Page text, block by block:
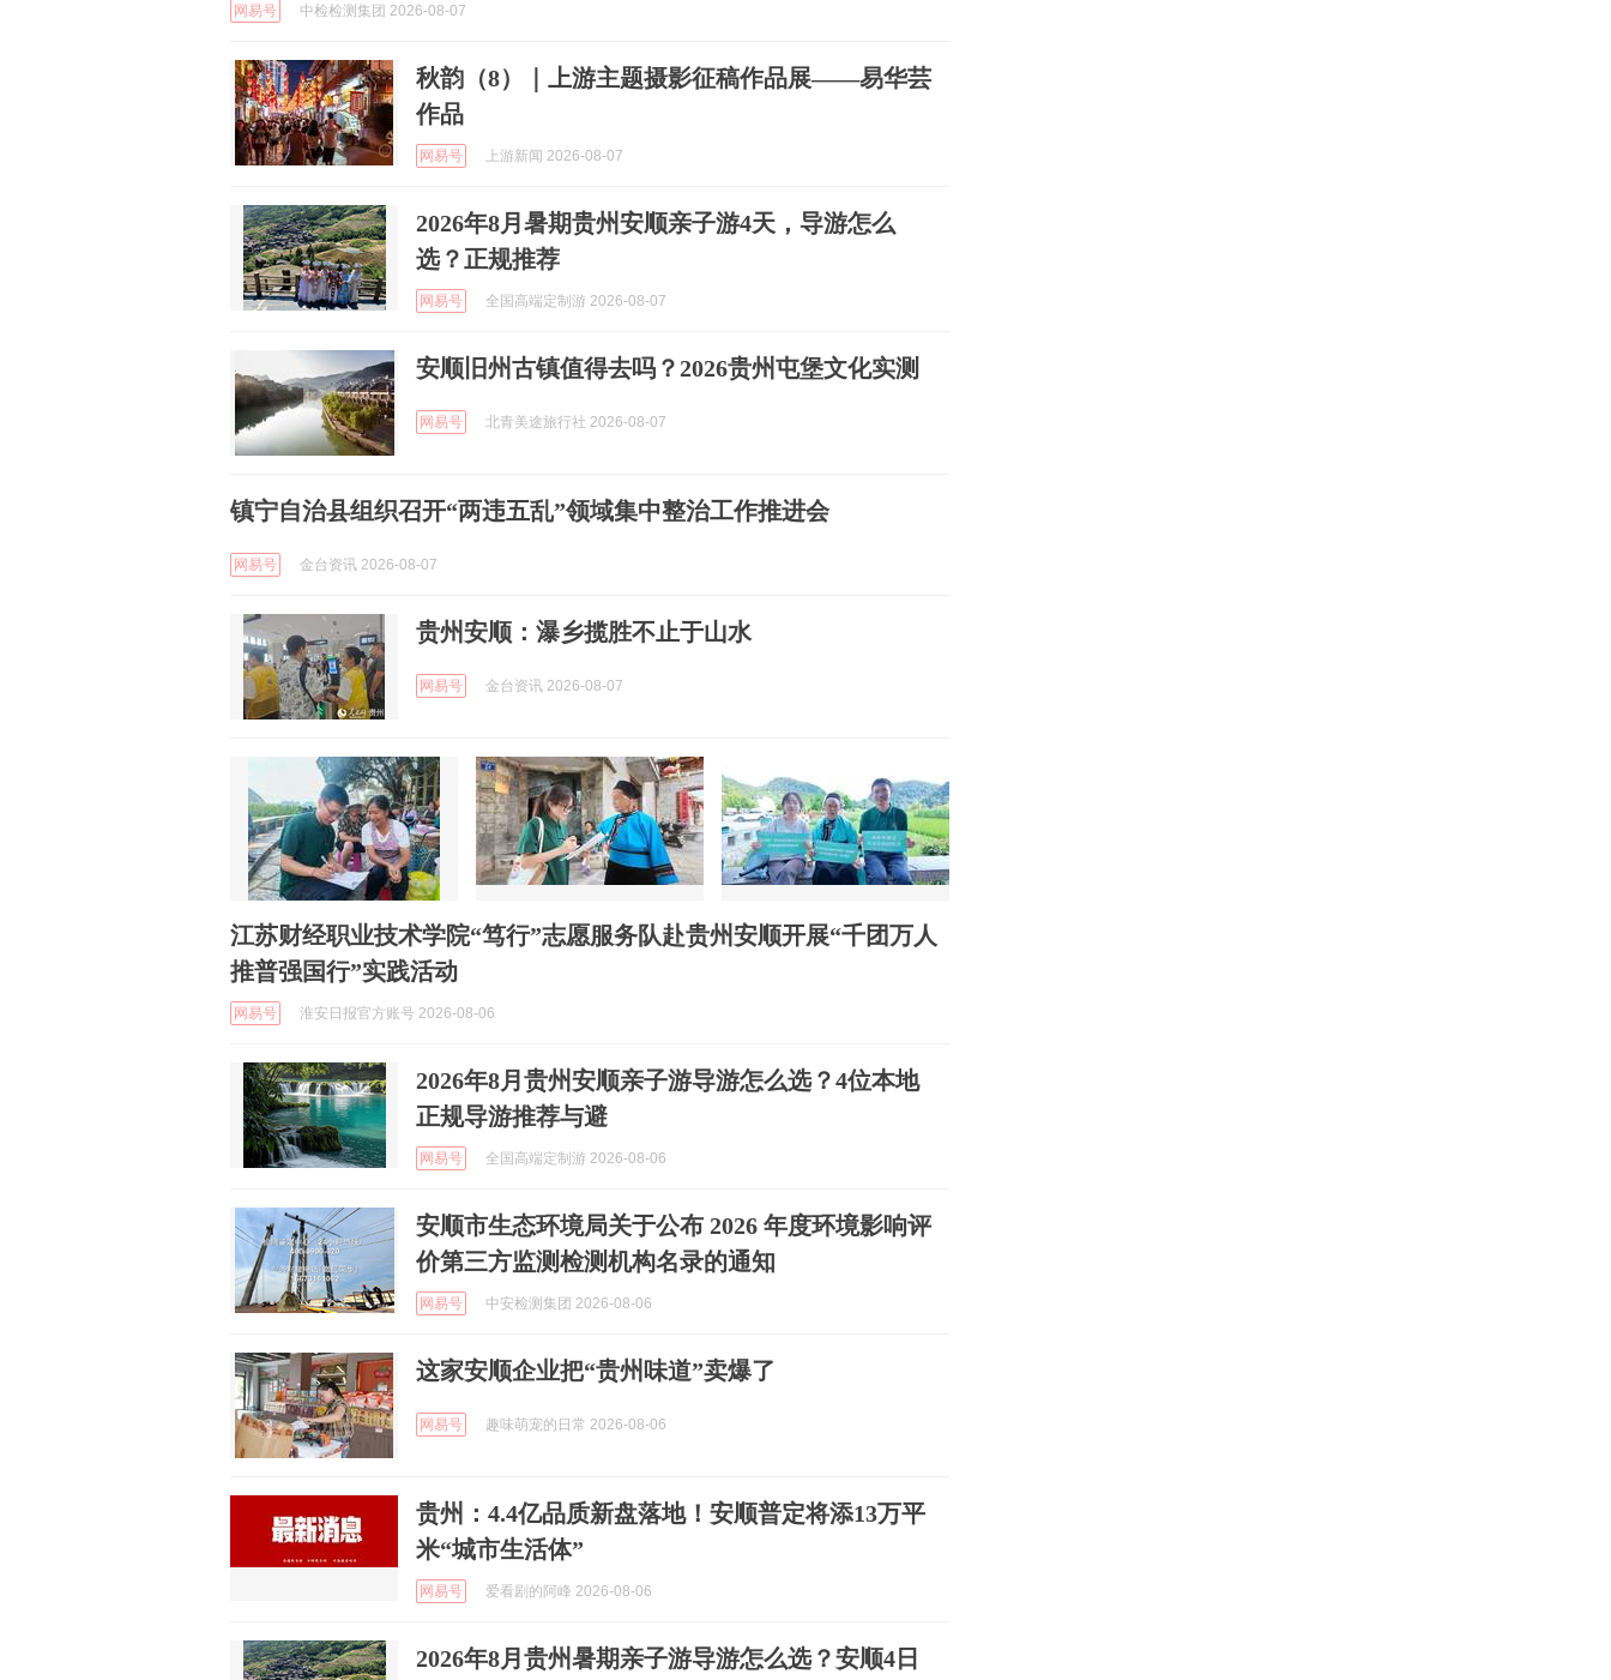
网易号 中检检测集团 2026-08-07
秋韵（8）｜上游主题摄影征稿作品展——易华芸
作品
网易号 上游新闻 2026-08-07
2026年8月暑期贵州安顺亲子游4天，导游怎么
选？正规推荐
网易号 全国高端定制游 2026-08-07
安顺旧州古镇值得去吗？2026贵州屯堡文化实测
网易号 北青美途旅行社 2026-08-07
镇宁自治县组织召开“两违五乱”领域集中整治工作推进会
网易号 金台资讯 2026-08-07
贵州安顺：瀑乡揽胜不止于山水
网易号 金台资讯 2026-08-07
江苏财经职业技术学院“笃行”志愿服务队赴贵州安顺开展“千团万人
推普强国行”实践活动
网易号 淮安日报官方账号 2026-08-06
2026年8月贵州安顺亲子游导游怎么选？4位本地
正规导游推荐与避
网易号 全国高端定制游 2026-08-06
安顺市生态环境局关于公布 2026 年度环境影响评
价第三方监测检测机构名录的通知
网易号 中安检测集团 2026-08-06
这家安顺企业把“贵州味道”卖爆了
网易号 趣味萌宠的日常 2026-08-06
贵州：4.4亿品质新盘落地！安顺普定将添13万平
米“城市生活体”
网易号 爱看剧的阿峰 2026-08-06
2026年8月贵州暑期亲子游导游怎么选？安顺4日